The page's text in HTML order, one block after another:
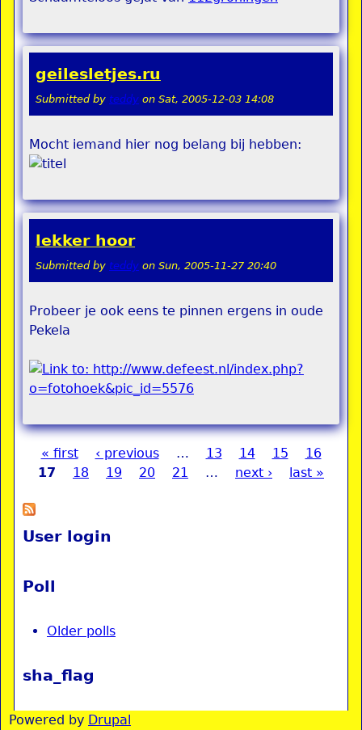
geilesletjes.ru
Submitted by teddy on Sat, 2005-12-03 14:08
Mocht iemand hier nog belang bij hebben:
lekker hoor
Submitted by teddy on Sun, 2005-11-27 20:40
Probeer je ook eens te pinnen ergens in oude
Pekela
Pages
« first ‹ previous … 13 14 15
16
17
18 19 20 21 … next › last »
User login
Poll
Older polls
sha_flag
Powered by Drupal